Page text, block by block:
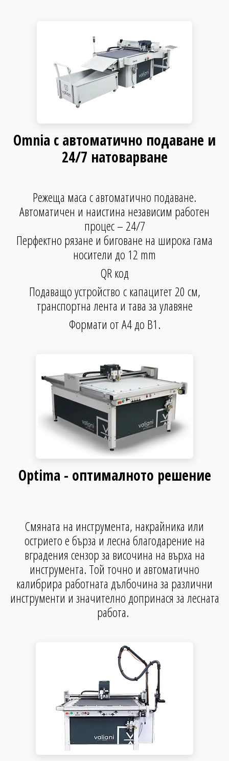
Omnia с автоматично подаване и
24/7 натоварване
Режеща маса с автоматично подаване.
Автоматичен и наистина независим работен
процес – 24/7
Перфектно рязане и биговане на широка гама
носители до 12 mm
QR код
Подаващо устройство с капацитет 20 см,
транспортна лента и тава за улавяне
Формати от А4 до В1.
Optima - оптималното решение
Смяната на инструмента, накрайника или
острието е бърза и лесна благодарение на
вградения сензор за височина на върха на
инструмента. Той точно и автоматично
калибрира работната дълбочина за различни
инструменти и значително допринася за лесната
работа.